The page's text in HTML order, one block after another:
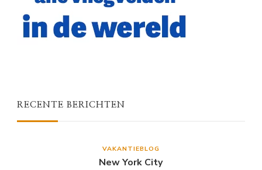
RECENTE BERICHTEN
VAKANTIEBLOG
New York City